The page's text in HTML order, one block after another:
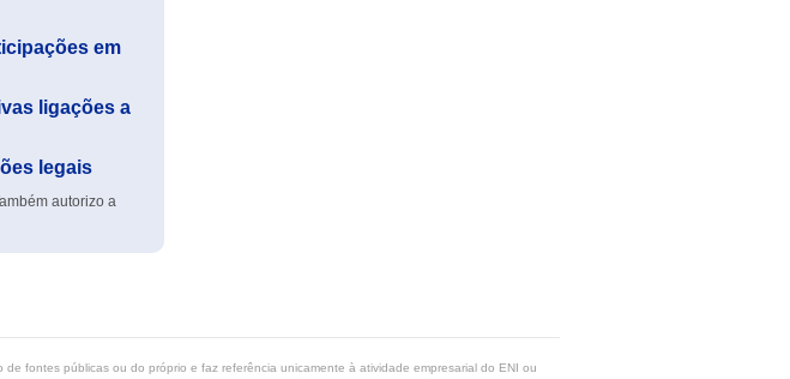
em
ligações a
legais
autorizo a
fontes públicas ou do próprio e faz referência unicamente à atividade empresarial do ENI ou